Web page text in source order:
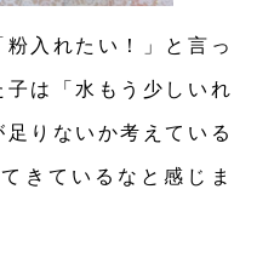
入れたい！」と言っ
は「水もう少しいれ
りないか考えている
きているなと感じま